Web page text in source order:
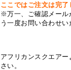
ここではご注文は完
※万一、ご確認メール
う一度お問い合わせ
アフリカンスクエアー
さい。